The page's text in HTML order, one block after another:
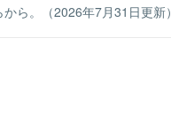
ら。（2026年7月31日更新）